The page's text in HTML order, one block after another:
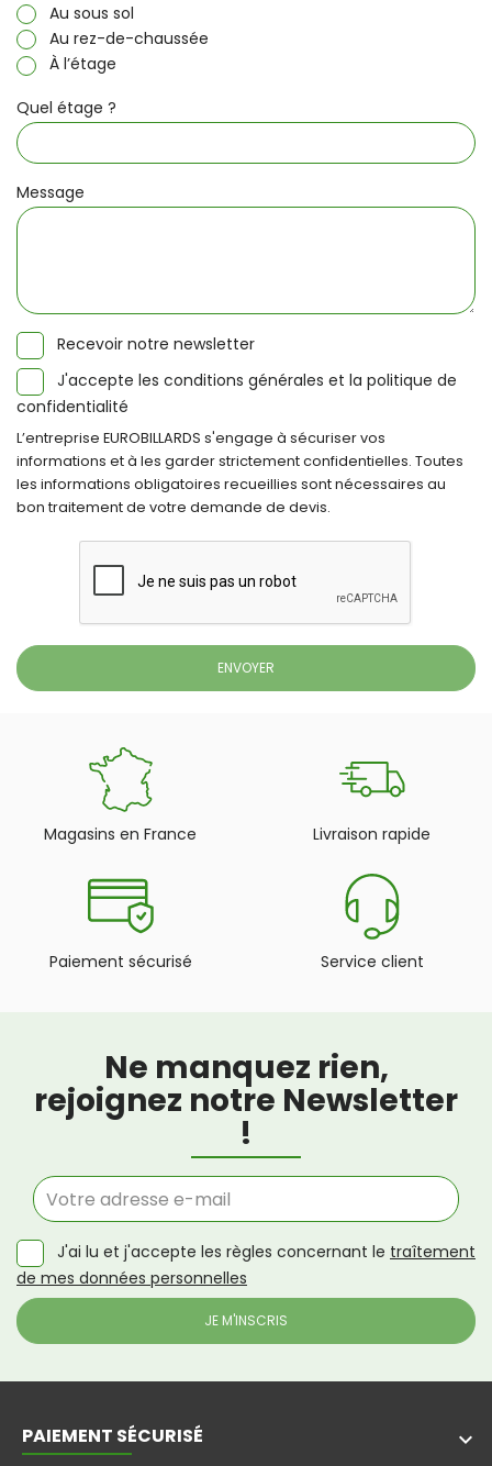
Au sous sol
Au rez-de-chaussée
À l’étage
Quel étage ?
Message
Recevoir notre newsletter
J'accepte les conditions générales et la politique de
confidentialité
L’entreprise EUROBILLARDS s'engage à sécuriser vos
informations et à les garder strictement confidentielles. Toutes
les informations obligatoires recueillies sont nécessaires au
bon traitement de votre demande de devis.
Magasins en France Livraison rapide
Paiement sécurisé Service client
Ne manquez rien,
rejoignez notre Newsletter
!
J'ai lu et j'accepte les règles concernant le traîtement
de mes données personnelles
PAIEMENT SÉCURISÉ keyboard_arrow_down